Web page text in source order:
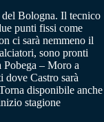
Bologna. Il tecnico
punti fissi come
ci sarà nemmeno il
sono pronti
– Moro a
dove Castro sarà
disponibile anche
stagione